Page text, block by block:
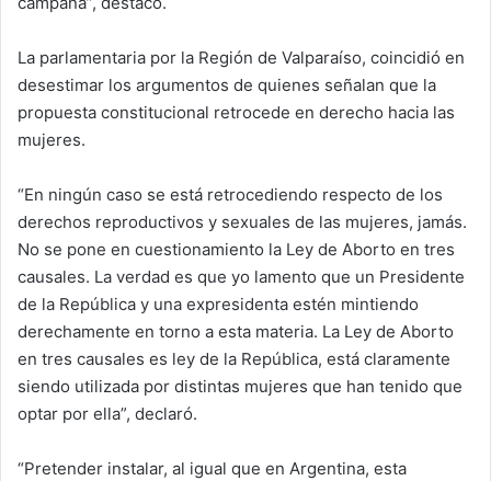
La parlamentaria por la Región de Valparaíso, coincidió en
desestimar los argumentos de quienes señalan que la
propuesta constitucional retrocede en derecho hacia las
mujeres.
“En ningún caso se está retrocediendo respecto de los
derechos reproductivos y sexuales de las mujeres, jamás.
No se pone en cuestionamiento la Ley de Aborto en tres
causales. La verdad es que yo lamento que un Presidente
de la República y una expresidenta estén mintiendo
derechamente en torno a esta materia. La Ley de Aborto
en tres causales es ley de la República, está claramente
siendo utilizada por distintas mujeres que han tenido que
optar por ella”, declaró.
“Pretender instalar, al igual que en Argentina, esta